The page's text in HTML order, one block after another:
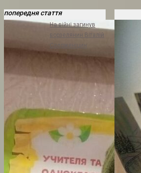
попередня стаття
На війні загинув
ворзелянин Віталій
Соложеніцин